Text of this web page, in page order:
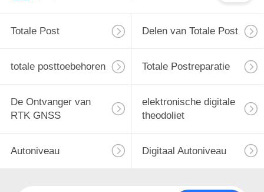
Totale Post Delen van Totale Post
totale posttoebehoren Totale Postreparatie
De Ontvanger van
RTK GNSS
elektronische digitale
theodoliet
Autoniveau Digitaal Autoniveau